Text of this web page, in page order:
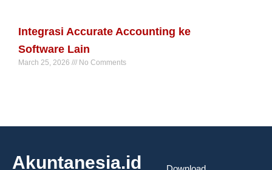
Integrasi Accurate Accounting ke
Software Lain
March 25, 2026 No Comments
Akuntanesia.id